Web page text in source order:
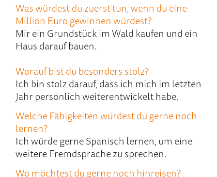
Was würdest du zuerst tun, wenn du eine
Million Euro gewinnen würdest?
Mir ein Grundstück im Wald kaufen und ein
Haus darauf bauen.
Worauf bist du besonders stolz?
Ich bin stolz darauf, dass ich mich im letzten
Jahr persönlich weiterentwickelt habe.
Welche Fähig­keiten würdest du gerne noch
lernen?
Ich würde gerne Spanisch lernen, um eine
weitere Fremdsprache zu sprechen.
Wo möchtest du gerne noch hinreisen?